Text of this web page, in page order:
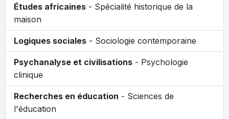
Études africaines - Spécialité historique de la
maison
Logiques sociales - Sociologie contemporaine
Psychanalyse et civilisations - Psychologie
clinique
Recherches en éducation - Sciences de
l'éducation